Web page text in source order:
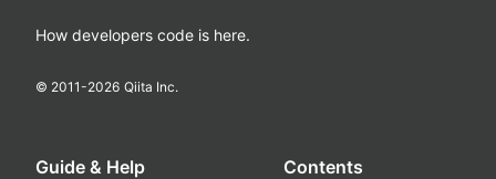
How developers code is here.
© 2011-2026 Qiita Inc.
Guide & Help Contents